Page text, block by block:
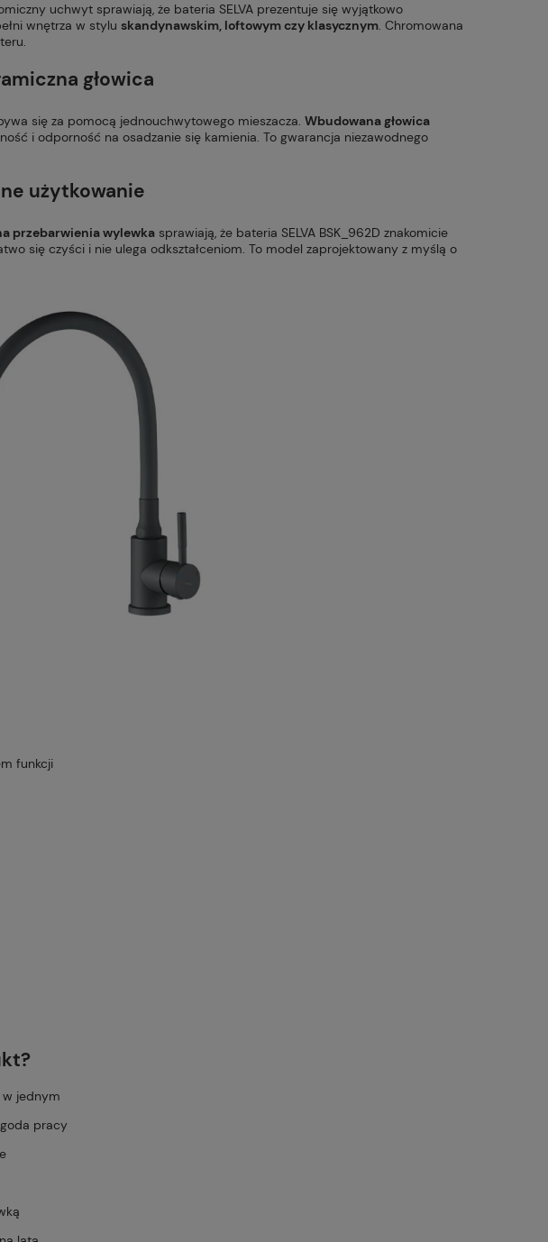
uchwyt sprawiają, że bateria SELVA prezentuje się wyjątkowo
wnętrza w stylu skandynawskim, loftowym czy klasycznym. Chromowana
głowica
się za pomocą jednouchwytowego mieszacza. Wbudowana głowica
i odporność na osadzanie się kamienia. To gwarancja niezawodnego
użytkowanie
przebarwienia wylewka sprawiają, że bateria SELVA BSK_962D znakomicie
się czyści i nie ulega odkształceniom. To model zaprojektowany z myślą o
funkcji
jednym
pracy